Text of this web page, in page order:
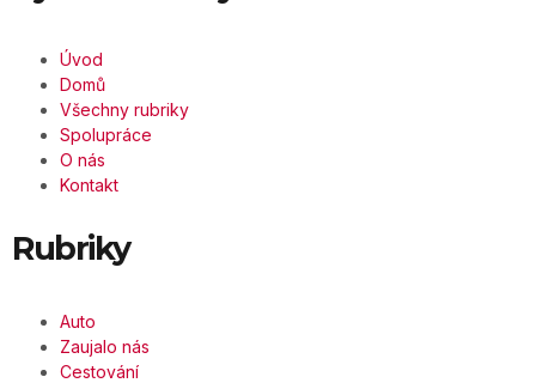
Úvod
Domů
Všechny rubriky
Spolupráce
O nás
Kontakt
Rubriky
Auto
Zaujalo nás
Cestování